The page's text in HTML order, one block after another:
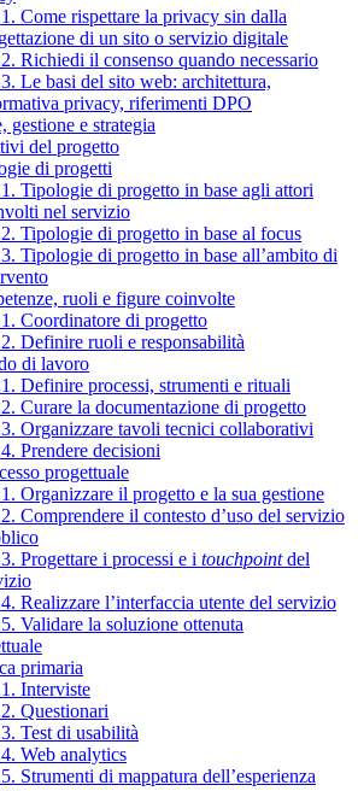
Come rispettare la privacy sin dalla
di un sito o servizio digitale
Richiedi il consenso quando necessario
Le basi del sito web: architettura,
privacy, riferimenti DPO
gestione e strategia
del progetto
di progetti
Tipologie di progetto in base agli attori
nel servizio
Tipologie di progetto in base al focus
Tipologie di progetto in base all’ambito di
ruoli e figure coinvolte
Coordinatore di progetto
Definire ruoli e responsabilità
di lavoro
Definire processi, strumenti e rituali
Curare la documentazione di progetto
Organizzare tavoli tecnici collaborativi
Prendere decisioni
progettuale
Organizzare il progetto e la sua gestione
Comprendere il contesto d’uso del servizio
Progettare i processi e i touchpointdel
Realizzare l’interfaccia utente del servizio
Validare la soluzione ottenuta
primaria
Interviste
Questionari
Test di usabilità
Web analytics
Strumenti di mappatura dell’esperienza